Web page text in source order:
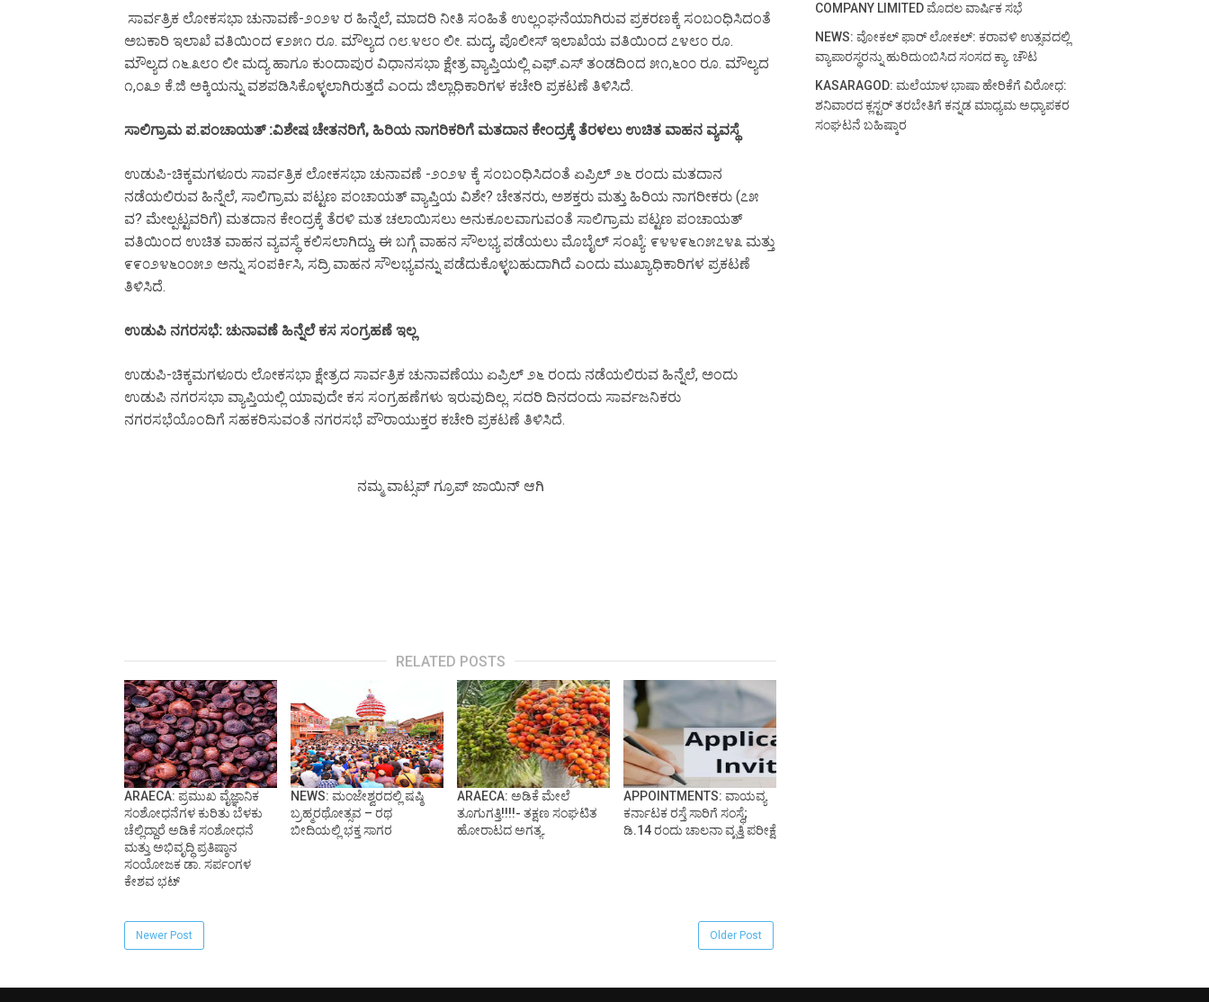
ಸಾರ್ವತ್ರಿಕ ಲೋಕಸಭಾ ಚುನಾವಣೆ-೨೦೨೪ ರ ಹಿನ್ನೆಲೆ, ಮಾದರಿ ನೀತಿ ಸಂಹಿತೆ ಉಲ್ಲಂಘನೆಯಾಗಿರುವ ಪ್ರಕರಣಕ್ಕೆ ಸಂಬಂಧಿಸಿದಂತೆ
ಅಬಕಾರಿ ಇಲಾಖೆ ವತಿಯಿಂದ ೯೨೫೧ ರೂ. ಮೌಲ್ಯದ ೧೮.೪೮೦ ಲೀ. ಮದ್ಯ, ಪೊಲೀಸ್ ಇಲಾಖೆಯ ವತಿಯಿಂದ ೭೪೮೦ ರೂ.
ಮೌಲ್ಯದ ೧೬.೩೮೦ ಲೀ ಮದ್ಯ ಹಾಗೂ ಕುಂದಾಪುರ ವಿಧಾನಸಭಾ ಕ್ಷೇತ್ರ ವ್ಯಾಪ್ತಿಯಲ್ಲಿ ಎಫ್.ಎಸ್ ತಂಡದಿಂದ ೫೧,೬೦೦ ರೂ. ಮೌಲ್ಯದ
೧,೦೩೨ ಕೆ.ಜಿ ಅಕ್ಕಿಯನ್ನು ವಶಪಡಿಸಿಕೊಳ್ಳಲಾಗಿರುತ್ತದೆ ಎಂದು ಜಿಲ್ಲಾಧಿಕಾರಿಗಳ ಕಚೇರಿ ಪ್ರಕಟಣೆ ತಿಳಿಸಿದೆ.
ಸಾಲಿಗ್ರಾಮ ಪ.ಪಂಚಾಯತ್ :ವಿಶೇಷ ಚೇತನರಿಗೆ, ಹಿರಿಯ ನಾಗರಿಕರಿಗೆ ಮತದಾನ ಕೇಂದ್ರಕ್ಕೆ ತೆರಳಲು ಉಚಿತ ವಾಹನ ವ್ಯವಸ್ಥೆ
ಉಡುಪಿ-ಚಿಕ್ಕಮಗಳೂರು ಸಾರ್ವತ್ರಿಕ ಲೋಕಸಭಾ ಚುನಾವಣೆ -೨೦೨೪ ಕ್ಕೆ ಸಂಬಂಧಿಸಿದಂತೆ ಏಪ್ರಿಲ್ ೨೬ ರಂದು ಮತದಾನ
ನಡೆಯಲಿರುವ ಹಿನ್ನೆಲೆ, ಸಾಲಿಗ್ರಾಮ ಪಟ್ಟಣ ಪಂಚಾಯತ್ ವ್ಯಾಪ್ತಿಯ ವಿಶೇ? ಚೇತನರು, ಅಶಕ್ತರು ಮತ್ತು ಹಿರಿಯ ನಾಗರೀಕರು (೭೫
ವ? ಮೇಲ್ಪಟ್ಟವರಿಗೆ) ಮತದಾನ ಕೇಂದ್ರಕ್ಕೆ ತೆರಳಿ ಮತ ಚಲಾಯಿಸಲು ಅನುಕೂಲವಾಗುವಂತೆ ಸಾಲಿಗ್ರಾಮ ಪಟ್ಟಣ ಪಂಚಾಯತ್
ವತಿಯಿಂದ ಉಚಿತ ವಾಹನ ವ್ಯವಸ್ಥೆ ಕಲಿಸಲಾಗಿದ್ದು, ಈ ಬಗ್ಗೆ ವಾಹನ ಸೌಲಭ್ಯ ಪಡೆಯಲು ಮೊಬೈಲ್ ಸಂಖ್ಯೆ: ೯೪೪೯೬೧೫೭೪೩ ಮತ್ತು
೯೯೦೨೪೬೦೦೫೨ ಅನ್ನು ಸಂಪರ್ಕಿಸಿ, ಸದ್ರಿ ವಾಹನ ಸೌಲಭ್ಯವನ್ನು ಪಡೆದುಕೊಳ್ಳಬಹುದಾಗಿದೆ ಎಂದು ಮುಖ್ಯಾಧಿಕಾರಿಗಳ ಪ್ರಕಟಣೆ
ತಿಳಿಸಿದೆ.
ಉಡುಪಿ ನಗರಸಭೆ: ಚುನಾವಣೆ ಹಿನ್ನೆಲೆ ಕಸ ಸಂಗ್ರಹಣೆ ಇಲ್ಲ
ಉಡುಪಿ-ಚಿಕ್ಕಮಗಳೂರು ಲೋಕಸಭಾ ಕ್ಷೇತ್ರದ ಸಾರ್ವತ್ರಿಕ ಚುನಾವಣೆಯು ಏಪ್ರಿಲ್ ೨೬ ರಂದು ನಡೆಯಲಿರುವ ಹಿನ್ನೆಲೆ, ಅಂದು
ಉಡುಪಿ ನಗರಸಭಾ ವ್ಯಾಪ್ತಿಯಲ್ಲಿ ಯಾವುದೇ ಕಸ ಸಂಗ್ರಹಣೆಗಳು ಇರುವುದಿಲ್ಲ. ಸದರಿ ದಿನದಂದು ಸಾರ್ವಜನಿಕರು
ನಗರಸಭೆಯೊಂದಿಗೆ ಸಹಕರಿಸುವಂತೆ ನಗರಸಭೆ ಪೌರಾಯುಕ್ತರ ಕಚೇರಿ ಪ್ರಕಟಣೆ ತಿಳಿಸಿದೆ.
ನಮ್ಮ ವಾಟ್ಸಪ್ ಗ್ರೂಪ್ ಜಾಯಿನ್ ಆಗಿ
RELATED POSTS
ARAECA: ಪ್ರಮುಖ ವೈಜ್ಞಾನಿಕ
ಸಂಶೋಧನೆಗಳ ಕುರಿತು ಬೆಳಕು
ಚೆಲ್ಲಿದ್ದಾರೆ ಅಡಿಕೆ ಸಂಶೋಧನೆ
ಮತ್ತು ಅಭಿವೃದ್ಧಿ ಪ್ರತಿಷ್ಠಾನ
ಸಂಯೋಜಕ ಡಾ. ಸರ್ಪಂಗಳ
ಕೇಶವ ಭಟ್
NEWS: ಮಂಜೇಶ್ವರದಲ್ಲಿ ಷಷ್ಠಿ
ಬ್ರಹ್ಮರಥೋತ್ಸವ – ರಥ
ಬೀದಿಯಲ್ಲಿ ಭಕ್ತ ಸಾಗರ
ARAECA: ಅಡಿಕೆ ಮೇಲೆ
ತೂಗುಗತ್ತಿ!!!!- ತಕ್ಷಣ ಸಂಘಟಿತ
ಹೋರಾಟದ ಅಗತ್ಯ.
APPOINTMENTS: ವಾಯವ್ಯ
ಕರ್ನಾಟಕ ರಸ್ತೆ ಸಾರಿಗೆ ಸಂಸ್ಥೆ;
ಡಿ.14 ರಂದು ಚಾಲನಾ ವೃತ್ತಿ ಪರೀಕ್ಷೆ
Newer Post Older Post
COMPANY LIMITED ಮೊದಲ ವಾರ್ಷಿಕ ಸಭೆ
NEWS: ವೋಕಲ್ ಫಾರ್ ಲೋಕಲ್: ಕರಾವಳಿ ಉತ್ಸವದಲ್ಲಿ
ವ್ಯಾಪಾರಸ್ಥರನ್ನು ಹುರಿದುಂಬಿಸಿದ ಸಂಸದ ಕ್ಯಾ. ಚೌಟ
KASARAGOD: ಮಲೆಯಾಳ ಭಾಷಾ ಹೇರಿಕೆಗೆ ವಿರೋಧ:
ಶನಿವಾರದ ಕ್ಲಸ್ಟರ್ ತರಬೇತಿಗೆ ಕನ್ನಡ ಮಾಧ್ಯಮ ಅಧ್ಯಾಪಕರ
ಸಂಘಟನೆ ಬಹಿಷ್ಕಾರ